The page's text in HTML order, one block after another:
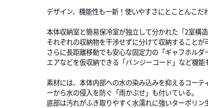
デザイン、機能性も一新！使いやすさにとことんこだ
本体収納室と簡易保冷室が独立して分かれた「2室構造
それぞれの収納物を干渉せずに分けて収納することが
さらに長距離移動でも安心な固定力の「ギャフホル
エアなどを仮収納できる「バンジーコード」など機能
素材には、本体内部への水の染み込みを抑えるコー
ーから水の侵入を防ぐ「雨かぶせ」も付いている。
底部は汚れがふき取りやすく水濡れに強いターポリン